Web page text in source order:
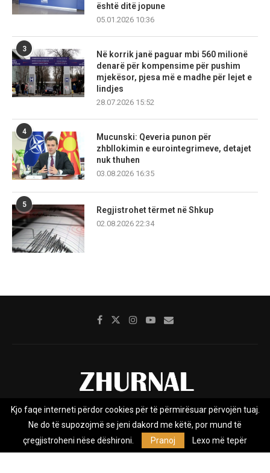
është ditë jopune
05.01.2026 10:36
3
Në korrik janë paguar mbi 560 milionë
denarë për kompensime për pushim
mjekësor, pjesa më e madhe për lejet e
lindjes
28.07.2026 15:52
4
Mucunski: Qeveria punon për
zhbllokimin e eurointegrimeve, detajet
nuk thuhen
03.08.2026 16:35
5
Regjistrohet tërmet në Shkup
02.08.2026 22:34
Rreth nesh Impresumi Marketing
Privacy Policy
Zhurnal.mk është Agjenci e Lajmeve e pavarur, e themeluar në vitin
Kjo faqe interneti përdor cookies për të përmirësuar përvojën tuaj.
Ne do të supozojmë se jeni dakord me këtë, por mund të
çregjistroheni nëse dëshironi.
Pranoj Lexo më tepër